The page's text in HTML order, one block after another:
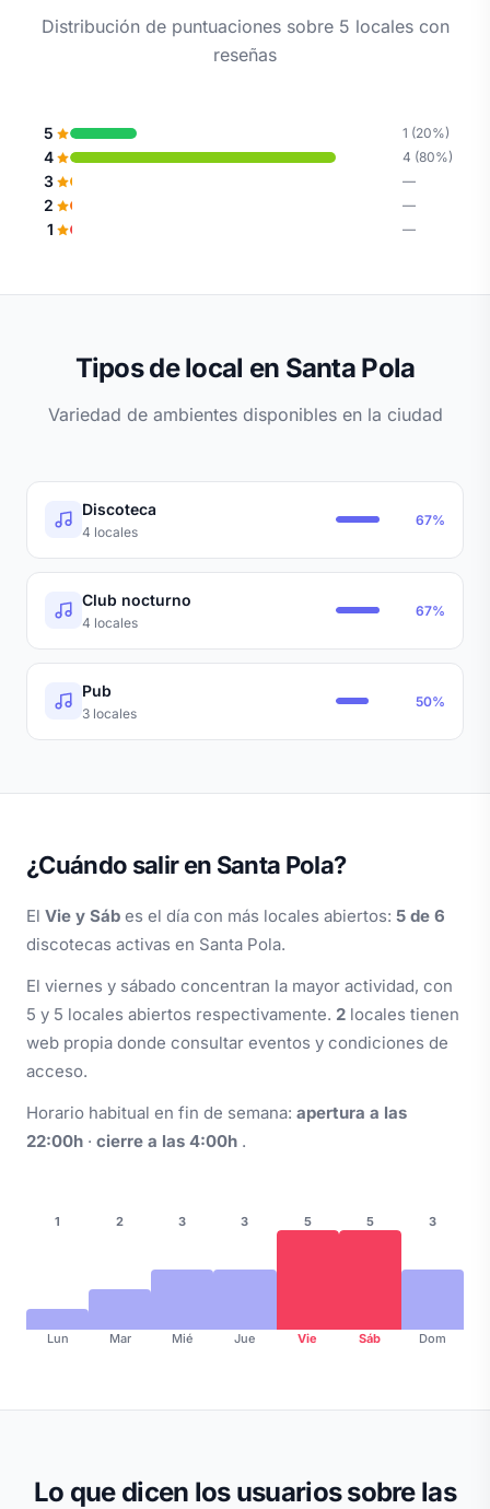
Distribución de puntuaciones sobre 5 locales con
reseñas
5 1 (20%)
4 4 (80%)
3 —
2 —
1 —
Tipos de local en Santa Pola
Variedad de ambientes disponibles en la ciudad
Discoteca
4 locales
67%
Club nocturno
4 locales
67%
Pub
3 locales
50%
¿Cuándo salir en Santa Pola?
El Vie y Sáb es el día con más locales abiertos: 5 de 6
discotecas activas en Santa Pola.
El viernes y sábado concentran la mayor actividad, con
5 y 5 locales abiertos respectivamente. 2 locales tienen
web propia donde consultar eventos y condiciones de
acceso.
Horario habitual en fin de semana: apertura a las
22:00h · cierre a las 4:00h .
1
Lun
2
Mar
3
Mié
3
Jue
5
Vie
5
Sáb
3
Dom
Lo que dicen los usuarios sobre las